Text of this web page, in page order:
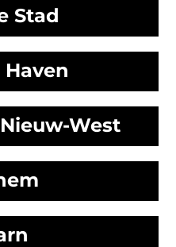
Stad
West